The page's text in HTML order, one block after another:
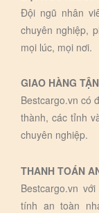
Đội ngũ nhân
chuyên nghiệp,
mọi lúc, mọi nơi.
GIAO HÀNG
Bestcargo.vn có
thành, các tỉnh
chuyên nghiệp.
THANH TOÁN
Bestcargo.vn
tính an toàn